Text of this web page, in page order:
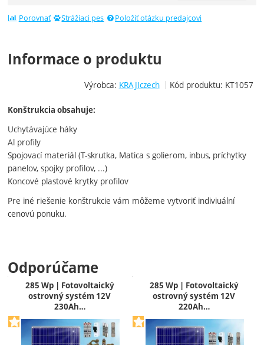
Porovnať Strážiaci pes Položiť otázku predajcovi
Informace o produktu
Výrobca: KRAJIczech Kód produktu: KT1057
Konštrukcia obsahuje:
Uchytávajúce háky
Al profily
Spojovací materiál (T-skrutka, Matica s golierom, inbus, príchytky
panelov, spojky profilov, ...)
Koncové plastové krytky profilov
Pre iné riešenie konštrukcie vám môžeme vytvoriť indiviuální
cenovú ponuku.
Odporúčame
285 Wp | Fotovoltaický
ostrovný systém 12V
230Ah…
285 Wp | Fotovoltaický
ostrovný systém 12V
220Ah…